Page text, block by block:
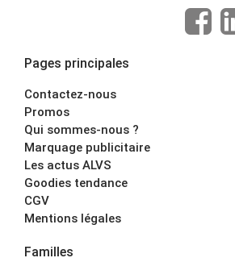
Pages principales
Contactez-nous
Promos
Qui sommes-nous ?
Marquage publicitaire
Les actus ALVS
Goodies tendance
CGV
Mentions légales
Familles